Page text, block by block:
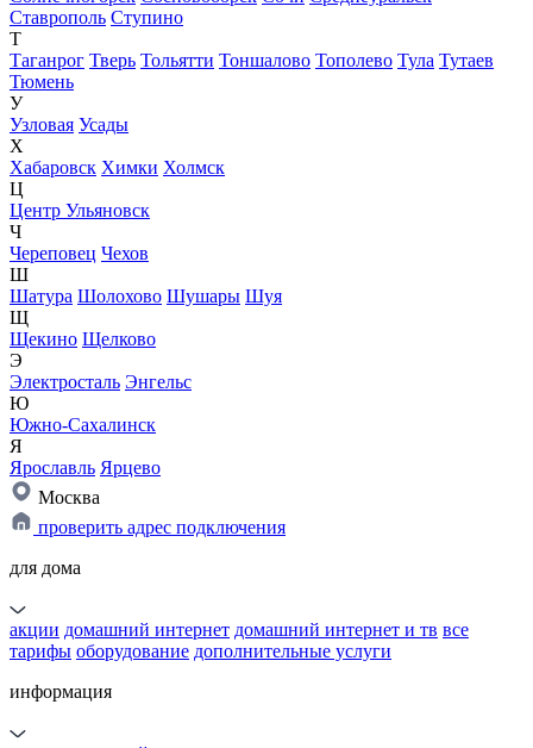
Ставрополь Ступино
Т
Таганрог Тверь Тольятти Тоншалово Тополево Тула Тутаев
Тюмень
У
Узловая Усады
Х
Хабаровск Химки Холмск
Ц
Центр Ульяновск
Ч
Череповец Чехов
Ш
Шатура Шолохово Шушары Шуя
Щ
Щекино Щелково
Э
Электросталь Энгельс
Ю
Южно-Сахалинск
Я
Ярославль Ярцево
Москва
проверить адрес подключения
для дома
акции домашний интернет домашний интернет и тв все
тарифы оборудование дополнительные услуги
информация